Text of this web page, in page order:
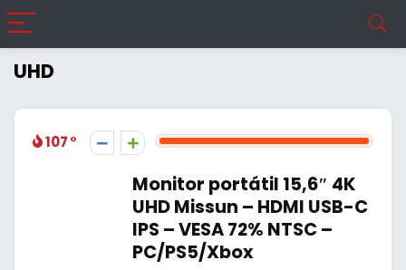
UHD
107
Monitor portátil 15,6″ 4K
UHD Missun – HDMI USB-C
IPS – VESA 72% NTSC –
PC/PS5/Xbox